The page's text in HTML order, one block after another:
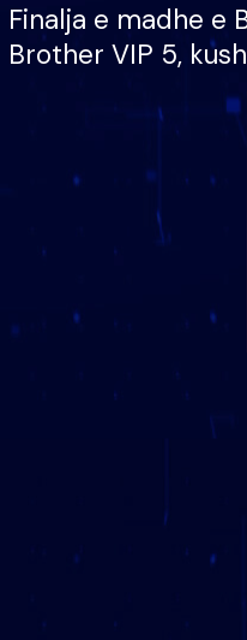
Finalja e madhe e
Brother VIP 5,
banori i parë që
dhe humb
të fituar çmimin e